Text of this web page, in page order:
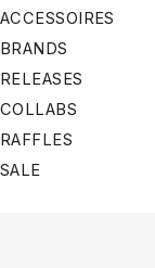
ACCESSOIRES
BRANDS
RELEASES
COLLABS
RAFFLES
SALE